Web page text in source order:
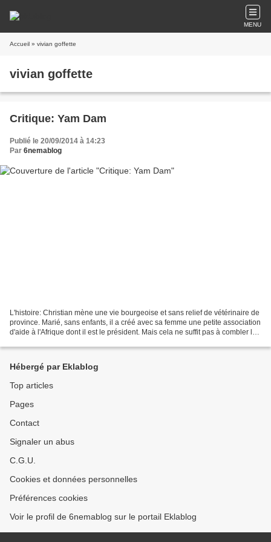
MENU
Accueil » vivian goffette
vivian goffette
Critique: Yam Dam
Publié le 20/09/2014 à 14:23
Par 6nemablog
L'histoire: Christian mène une vie bourgeoise et sans relief de vétérinaire de
province. Marié, sans enfants, il a créé avec sa femme une petite association
d'aide à l'Afrique dont il est le président. Mais cela ne suffit pas à combler la
Hébergé par Eklablog
Top articles
Pages
Contact
Signaler un abus
C.G.U.
Cookies et données personnelles
Préférences cookies
Voir le profil de 6nemablog sur le portail Eklablog